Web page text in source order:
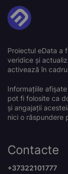
Proiectul eData a
veridice și
activează în
Informațiile
pot fi folosite ca
și angajații
nici o răspundere
Contacte
+37322101777